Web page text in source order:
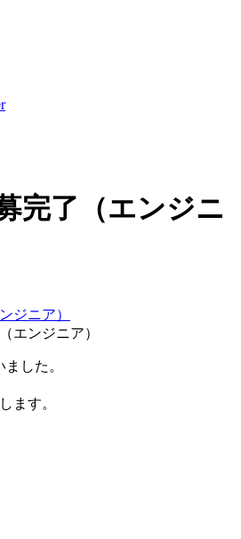
完了（エンジニ
ジニア）
エンジニア）
した。
ます。